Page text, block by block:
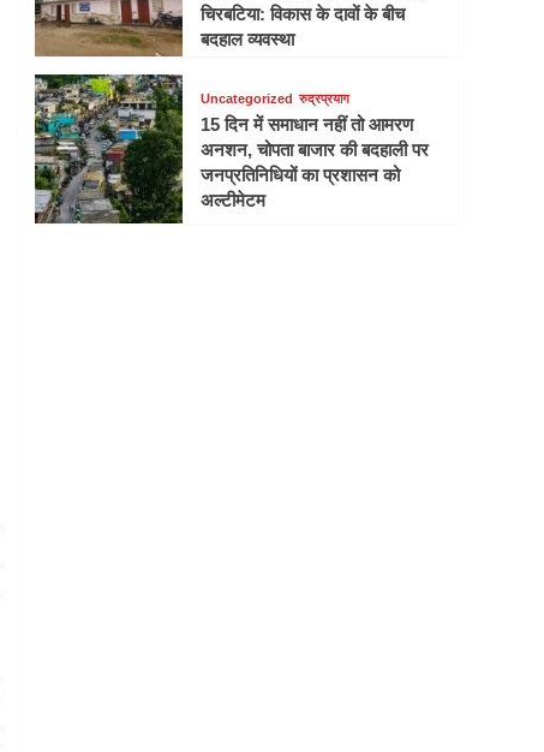
चिरबटिया: विकास के दावों के बीच
बदहाल व्यवस्था
Uncategorized रुद्रप्रयाग
15 दिन में समाधान नहीं तो आमरण
अनशन, चोपता बाजार की बदहाली पर
जनप्रतिनिधियों का प्रशासन को
अल्टीमेटम